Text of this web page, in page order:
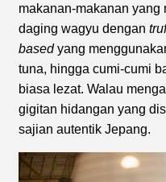
makanan-makanan yang
daging wagyu dengan
basedyang
tuna, hingga cumi-cumi
biasa lezat. Walau
gigitan hidangan yang
sajian autentik Jepang.